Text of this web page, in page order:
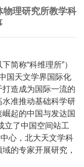
物理研究所教学科
简称“科维理所”）
国天文学界国际化
造成为国际一流的
准推动基础科学研
起的中国与发达国
立了中国空间站工
心，北大天文学科
的专家开展研究，